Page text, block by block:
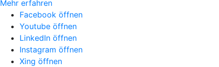
Mehr erfahren
Facebook öffnen
Youtube öffnen
LinkedIn öffnen
Instagram öffnen
Xing öffnen